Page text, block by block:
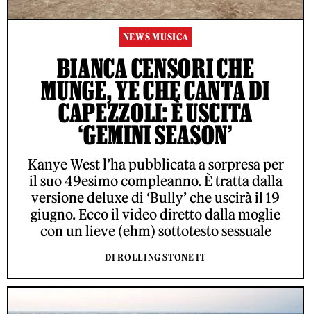
NEWS MUSICA
BIANCA CENSORI CHE
MUNGE, YE CHE CANTA DI
CAPEZZOLI: È USCITA
‘GEMINI SEASON’
Kanye West l’ha pubblicata a sorpresa per
il suo 49esimo compleanno. È tratta dalla
versione deluxe di ‘Bully’ che uscirà il 19
giugno. Ecco il video diretto dalla moglie
con un lieve (ehm) sottotesto sessuale
DI ROLLING STONE IT